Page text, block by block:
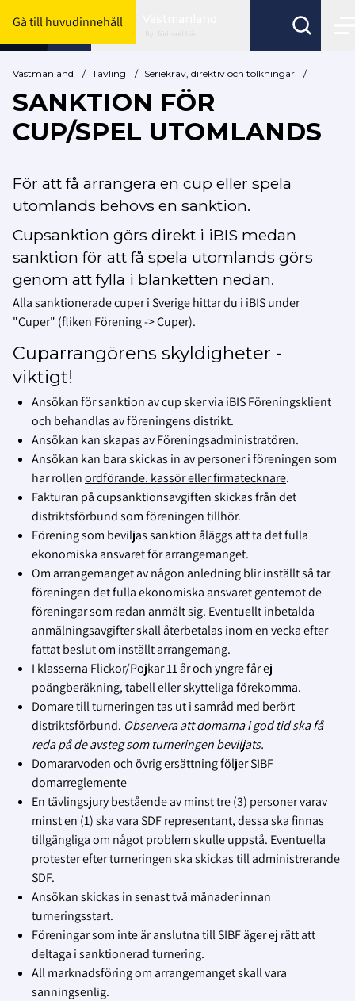
Gå till huvudinnehåll
Byt förbund här
Västmanland / Tävling / Seriekrav, direktiv och tolkningar /
SANKTION FÖR
CUP/SPEL UTOMLANDS
För att få arrangera en cup eller spela
utomlands behövs en sanktion.
Cupsanktion görs direkt i iBIS medan
sanktion för att få spela utomlands görs
genom att fylla i blanketten nedan.
Alla sanktionerade cuper i Sverige hittar du i iBIS under
"Cuper" (fliken Förening -> Cuper).
Cuparrangörens skyldigheter -
viktigt!
Ansökan för sanktion av cup sker via iBIS Föreningsklient
och behandlas av föreningens distrikt.
Ansökan kan skapas av Föreningsadministratören.
Ansökan kan bara skickas in av personer i föreningen som
har rollenordförande. kassör eller firmatecknare.
Fakturan på cupsanktionsavgiften skickas från det
distriktsförbund som föreningen tillhör.
Förening som beviljas sanktion åläggs att ta det fulla
ekonomiska ansvaret för arrangemanget.
Om arrangemanget av någon anledning blir inställt så tar
föreningen det fulla ekonomiska ansvaret gentemot de
föreningar som redan anmält sig. Eventuellt inbetalda
anmälningsavgifter skall återbetalas inom en vecka efter
fattat beslut om inställt arrangemang.
I klasserna Flickor/Pojkar 11 år och yngre får ej
poängberäkning, tabell eller skytteliga förekomma.
Domare till turneringen tas ut i samråd med berört
distriktsförbund. Observera att domarna i god tid ska få
reda på de avsteg som turneringen beviljats.
Domararvoden och övrig ersättning följer SIBF
domarreglemente
En tävlingsjury bestående av minst tre (3) personer varav
minst en (1) ska vara SDF representant, dessa ska finnas
tillgängliga om något problem skulle uppstå. Eventuella
protester efter turneringen ska skickas till administrerande
SDF.
Ansökan skickas in senast två månader innan
turneringsstart.
Föreningar som inte är anslutna till SIBF äger ej rätt att
deltaga i sanktionerad turnering.
All marknadsföring om arrangemanget skall vara
sanningsenlig.